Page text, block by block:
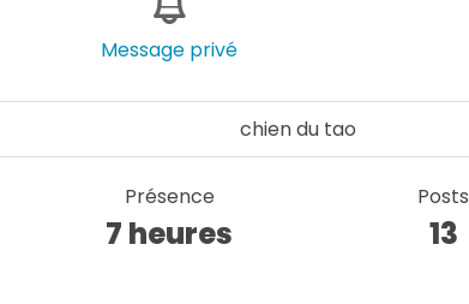
Message privé
chien du tao
Présence
7 heures
Posts
13